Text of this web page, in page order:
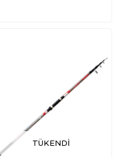
TÜKENDI